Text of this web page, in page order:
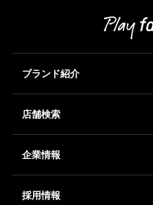
ブランド紹介
店舗検索
企業情報
採用情報